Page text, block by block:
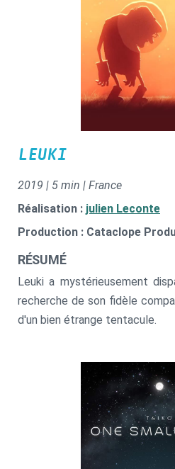
LEUKI
2019 | 5 min | France
Réalisation : julien Leconte
Production : Cataclope
RÉSUMÉ
Leuki a mystérieusement
recherche de son fidèle
d'un bien étrange tentacule.